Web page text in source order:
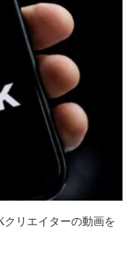
リエイターの動画を